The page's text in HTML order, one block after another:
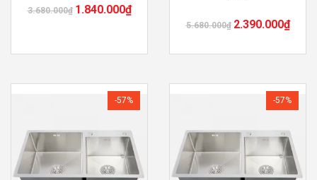
3.680.000₫ 1.840.000₫
5.680.000₫ 2.390.000₫
-57% -57%